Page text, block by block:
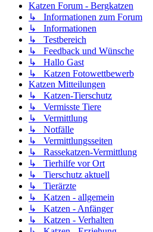
Katzen Forum - Bergkatzen
↳ Informationen zum Forum
↳ Informationen
↳ Testbereich
↳ Feedback und Wünsche
↳ Hallo Gast
↳ Katzen Fotowettbewerb
Katzen Mitteilungen
↳ Katzen-Tierschutz
↳ Vermisste Tiere
↳ Vermittlung
↳ Notfälle
↳ Vermittlungsseiten
↳ Rassekatzen-Vermittlung
↳ Tierhilfe vor Ort
↳ Tierschutz aktuell
↳ Tierärzte
↳ Katzen - allgemein
↳ Katzen - Anfänger
↳ Katzen - Verhalten